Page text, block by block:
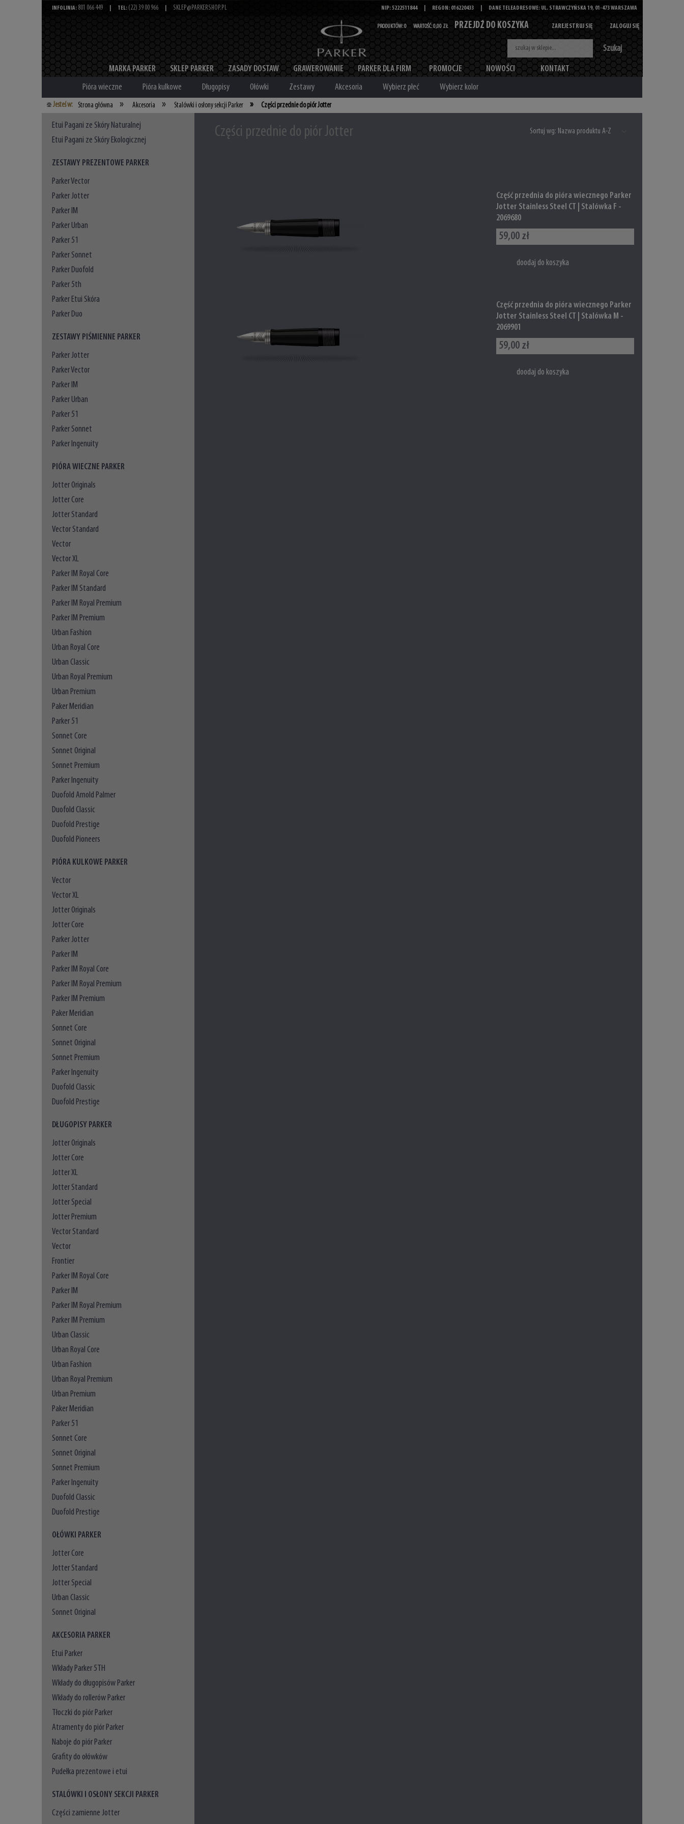
Szukaj
MARKA PARKER SKLEP PARKER ZASADY DOSTAW GRAWEROWANIE PARKER DLA FIRM PROMOCJE NOWOŚCI KONTAKT
ZAREJESTRUJ SIĘ ZALOGUJ SIĘ
PRODUKTÓW:0 WARTOŚĆ:0,00 ZŁ PRZEJDŹ DO KOSZYKA
INFOLINIA: 801 066 449 TEL: (22) 39 00 966 SKLEP@PARKERSHOP.PL NIP: 5222511844 REGON: 016220433 DANE TELEADRESOWE: UL. STRAWCZYŃSKA 19, 01-473 WARSZAWA
Pióra wieczne Pióra kulkowe Długopisy Ołówki Zestawy Akcesoria Wybierz płeć Wybierz kolor
Jesteś w: Strona główna » Akcesoria » Stalówki i osłony sekcji Parker » Części przednie do piór Jotter
Etui Pagani ze Skóry Naturalnej
Etui Pagani ze Skóry Ekologicznej
ZESTAWY PREZENTOWE PARKER
Parker Vector
Parker Jotter
Parker IM
Parker Urban
Parker 51
Parker Sonnet
Parker Duofold
Parker 5th
Parker Etui Skóra
Parker Duo
ZESTAWY PIŚMIENNE PARKER
Parker Jotter
Parker Vector
Parker IM
Parker Urban
Parker 51
Parker Sonnet
Parker Ingenuity
PIÓRA WIECZNE PARKER
Jotter Originals
Jotter Core
Jotter Standard
Vector Standard
Vector
Vector XL
Parker IM Royal Core
Parker IM Standard
Parker IM Royal Premium
Parker IM Premium
Urban Fashion
Urban Royal Core
Urban Classic
Urban Royal Premium
Urban Premium
Paker Meridian
Parker 51
Sonnet Core
Sonnet Original
Sonnet Premium
Parker Ingenuity
Duofold Arnold Palmer
Duofold Classic
Duofold Prestige
Duofold Pioneers
PIÓRA KULKOWE PARKER
Vector
Vector XL
Jotter Originals
Jotter Core
Parker Jotter
Parker IM
Parker IM Royal Core
Parker IM Royal Premium
Parker IM Premium
Paker Meridian
Sonnet Core
Sonnet Original
Sonnet Premium
Parker Ingenuity
Duofold Classic
Duofold Prestige
DŁUGOPISY PARKER
Jotter Originals
Jotter Core
Jotter XL
Jotter Standard
Jotter Special
Jotter Premium
Vector Standard
Vector
Frontier
Parker IM Royal Core
Parker IM
Parker IM Royal Premium
Parker IM Premium
Urban Classic
Urban Royal Core
Urban Fashion
Urban Royal Premium
Urban Premium
Paker Meridian
Parker 51
Sonnet Core
Sonnet Original
Sonnet Premium
Parker Ingenuity
Duofold Classic
Duofold Prestige
OŁÓWKI PARKER
Jotter Core
Jotter Standard
Jotter Special
Urban Classic
Sonnet Original
AKCESORIA PARKER
Etui Parker
Wkłady Parker 5TH
Wkłady do długopisów Parker
Wkłady do rollerów Parker
Tłoczki do piór Parker
Atramenty do piór Parker
Naboje do piór Parker
Grafity do ołówków
Pudełka prezentowe i etui
STALÓWKI I OSŁONY SEKCJI PARKER
Części zamienne Jotter
Części przednie do piór Jotter Sortuj wg: Nazwa produktu A-Z
Część przednia do pióra wiecznego Parker
Jotter Stainless Steel CT | Stalówka F -
2069680
59,00 zł
doodaj do koszyka
Część przednia do pióra wiecznego Parker
Jotter Stainless Steel CT | Stalówka M -
2069901
59,00 zł
doodaj do koszyka